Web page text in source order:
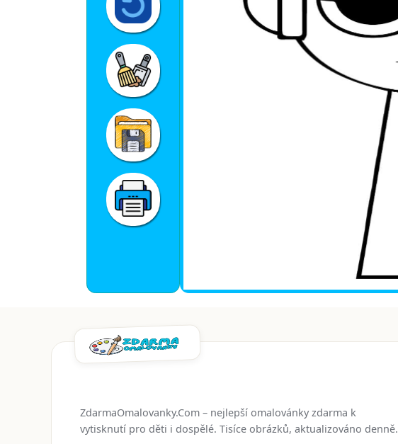
ZdarmaOmalovanky.Com – nejlepší omalovánky zdarma k
vytisknutí pro děti i dospělé. Tisíce obrázků, aktualizováno denně.